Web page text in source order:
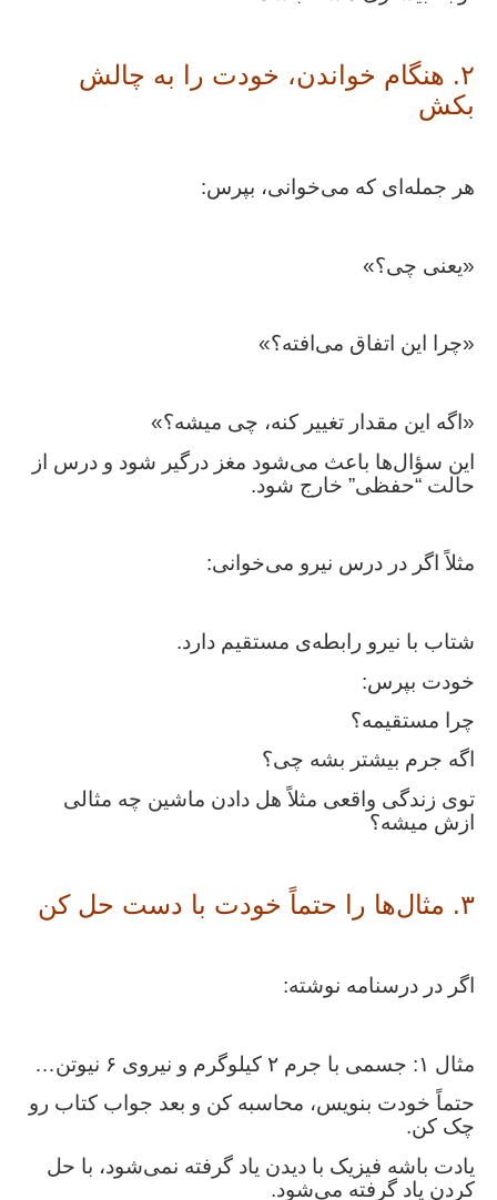
۲. هنگام خواندن، خودت را به چالش
بکش
هر جمله‌ای که می‌خوانی، بپرس:
«یعنی چی؟»
«چرا این اتفاق می‌افته؟»
«اگه این مقدار تغییر کنه، چی میشه؟»
این سؤال‌ها باعث می‌شود مغز درگیر شود و درس از
حالت “حفظی” خارج شود.
مثلاً اگر در درس نیرو می‌خوانی:
شتاب با نیرو رابطه‌ی مستقیم دارد.
خودت بپرس:
چرا مستقیمه؟
اگه جرم بیشتر بشه چی؟
توی زندگی واقعی مثلاً هل دادن ماشین چه مثالی
ازش میشه؟
۳. مثال‌ها را حتماً خودت با دست حل کن
اگر در درسنامه نوشته:
مثال ۱: جسمی با جرم ۲ کیلوگرم و نیروی ۶ نیوتن…
حتماً خودت بنویس، محاسبه کن و بعد جواب کتاب رو
چک کن.
یادت باشه فیزیک با دیدن یاد گرفته نمی‌شود، با حل
کردن یاد گرفته می‌شود.